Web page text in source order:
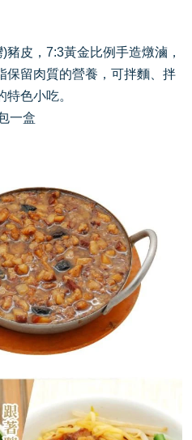
)豬皮， 7:3黃金比例手造燉滷，
保留肉質的營養，可拌麵、拌
色小吃。
一盒